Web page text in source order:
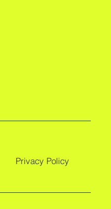
Privacy Policy